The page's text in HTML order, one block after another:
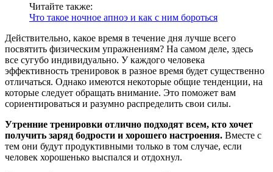
Читайте также:
Что такое ночное апноэ и как с ним бороться
Действительно, какое время в течение дня лучше всего
посвятить физическим упражнениям? На самом деле, здесь
все сугубо индивидуально. У каждого человека
эффективность тренировок в разное время будет существенно
отличаться. Однако имеются некоторые общие тенденции, на
которые следует обращать внимание. Это поможет вам
сориентироваться и разумно распределить свои силы.
Утренние тренировки отлично подходят всем, кто хочет
получить заряд бодрости и хорошего настроения. Вместе с
тем они будут продуктивными только в том случае, если
человек хорошенько выспался и отдохнул.